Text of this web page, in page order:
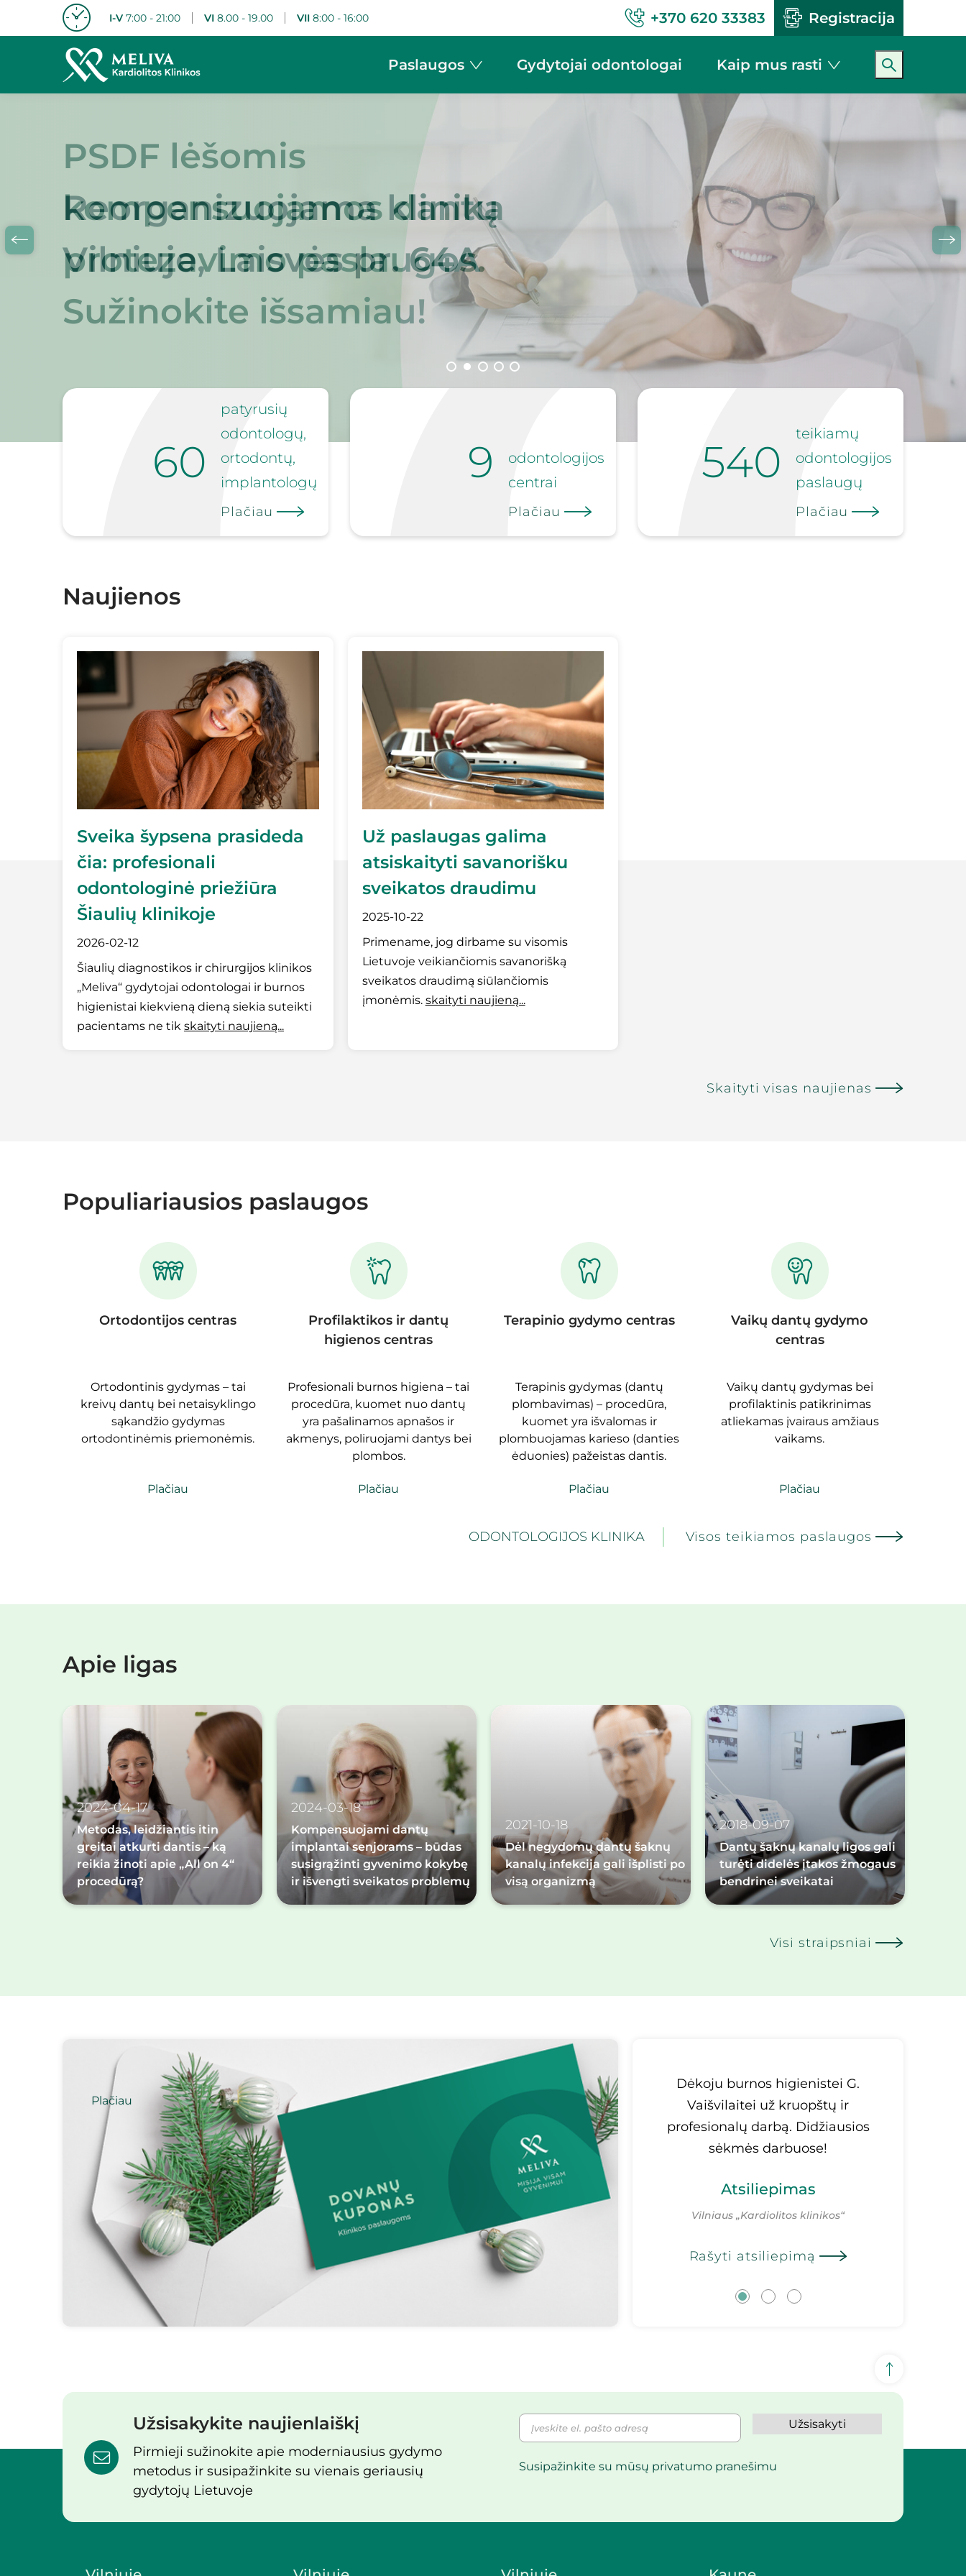
Reorganizuojama klinika
Vilniuje, Laisvės pr. 64A
60
patyrusių
odontologų,
ortodontų,
implantologų
Plačiau
9
odontologijos
centrai
Plačiau
540
teikiamų
odontologijos
paslaugų
Plačiau
Naujienos
Sveika šypsena prasideda
čia: profesionali
odontologinė priežiūra
Šiaulių klinikoje
2026-02-12
Šiaulių diagnostikos ir chirurgijos klinikos
„Meliva“ gydytojai odontologai ir burnos
higienistai kiekvieną dieną siekia suteikti
pacientams ne tik skaityti naujieną...
Už paslaugas galima
atsiskaityti savanorišku
sveikatos draudimu
2025-10-22
Primename, jog dirbame su visomis
Lietuvoje veikiančiomis savanorišką
sveikatos draudimą siūlančiomis
įmonėmis. skaityti naujieną...
Skaityti visas naujienas
Populiariausios paslaugos
Ortodontijos centras
Ortodontinis gydymas – tai
kreivų dantų bei netaisyklingo
sąkandžio gydymas
ortodontinėmis priemonėmis.
Plačiau
Profilaktikos ir dantų
higienos centras
Profesionali burnos higiena – tai
procedūra, kuomet nuo dantų
yra pašalinamos apnašos ir
akmenys, poliruojami dantys bei
plombos.
Plačiau
Terapinio gydymo centras
Terapinis gydymas (dantų
plombavimas) – procedūra,
kuomet yra išvalomas ir
plombuojamas karieso (danties
ėduonies) pažeistas dantis.
Plačiau
Vaikų dantų gydymo
centras
Vaikų dantų gydymas bei
profilaktinis patikrinimas
atliekamas įvairaus amžiaus
vaikams.
Plačiau
ODONTOLOGIJOS KLINIKA Visos teikiamos paslaugos
Apie ligas
2024-04-17
Metodas, leidžiantis itin
greitai atkurti dantis – ką
reikia žinoti apie „All on 4“
procedūrą?
2024-03-18
Kompensuojami dantų
implantai senjorams – būdas
susigrąžinti gyvenimo kokybę
ir išvengti sveikatos problemų
2021-10-18
Dėl negydomų dantų šaknų
kanalų infekcija gali išplisti po
visą organizmą
2018-09-07
Dantų šaknų kanalų ligos gali
turėti didelės įtakos žmogaus
bendrinei sveikatai
Visi straipsniai
Plačiau
Dėkoju burnos higienistei G.
Vaišvilaitei už kruopštų ir
profesionalų darbą. Didžiausios
sėkmės darbuose!
Atsiliepimas
Vilniaus „Kardiolitos klinikos“
Rašyti atsiliepimą
Užsisakykite naujienlaiškį
Pirmieji sužinokite apie moderniausius gydymo
metodus ir susipažinkite su vienais geriausių
gydytojų Lietuvoje
Užsisakyti
Susipažinkite su mūsų privatumo pranešimu
I-V 7:00 - 21:00 VI 8.00 - 19.00 VII 8:00 - 16:00 +370 620 33383 Registracija
Paslaugos Gydytojai odontologai Kaip mus rasti